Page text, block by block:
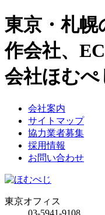
東京・札幌
作会社、
会社ほむぺ
会社案内
サイトマップ
協力業者募集
採用情報
お問い合わせ
東京オフィス
03-5941-9108